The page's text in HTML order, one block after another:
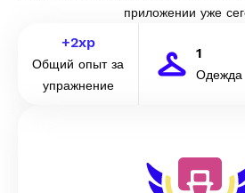
приложении уже
+2xp
Общий опыт за
упражнение
1
Одежда